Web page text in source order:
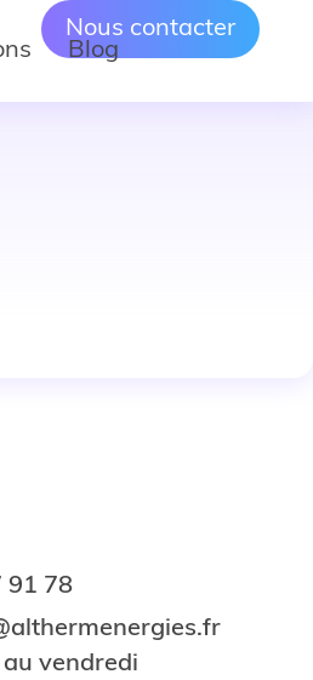
Blog
Nous contacter
91 78
vendredi